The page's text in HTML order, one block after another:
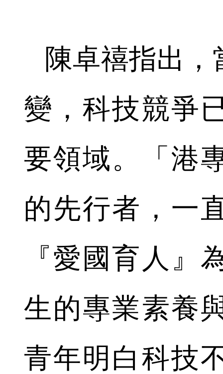
陳卓禧指出，
變，科技競爭
要領域。「港
的先行者，一
『愛國育人』
生的專業素養
青年明白科技